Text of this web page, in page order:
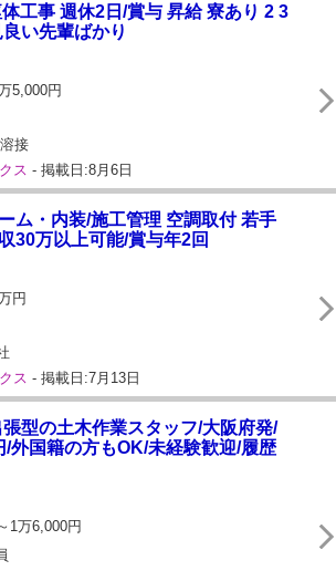
工事 週休2日/賞与 昇給 寮あり 2 3
い先輩ばかり
5,000円
接
ス - 掲載日:8月6日
ム・内装/施工管理 空調取付 若手
30万以上可能/賞与年2回
円
ス - 掲載日:7月13日
型の土木作業スタッフ/大阪府発/
/外国籍の方もOK/未経験歓迎/履歴
1万6,000円